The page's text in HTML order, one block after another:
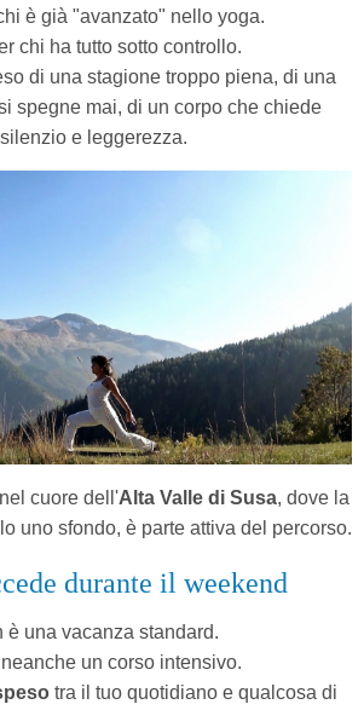
è già "avanzato" nello yoga.
chi ha tutto sotto controllo.
di una stagione troppo piena, di una
spegne mai, di un corpo che chiede
silenzio e leggerezza.
cuore dell'Alta Valle di Susa, dove la
uno sfondo, è parte attiva del percorso.
durante il weekend
è una vacanza standard.
un corso intensivo.
tra il tuo quotidiano e qualcosa di